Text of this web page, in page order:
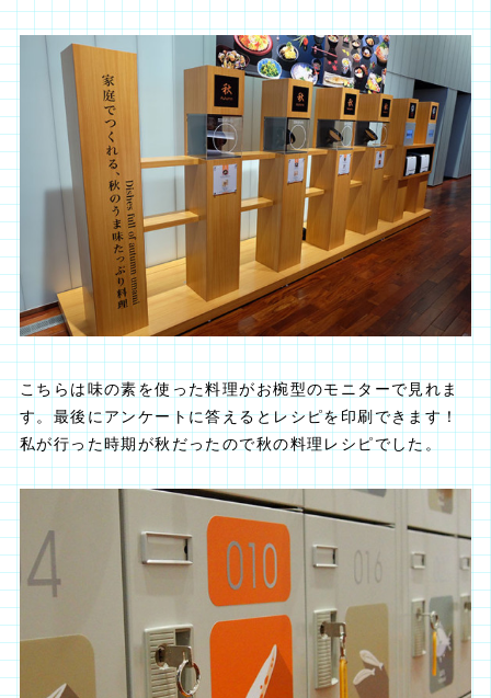
こちらは味の素を使った料理がお椀型のモニターで見れま
す。最後にアンケートに答えるとレシピを印刷できます！
私が行った時期が秋だったので秋の料理レシピでした。